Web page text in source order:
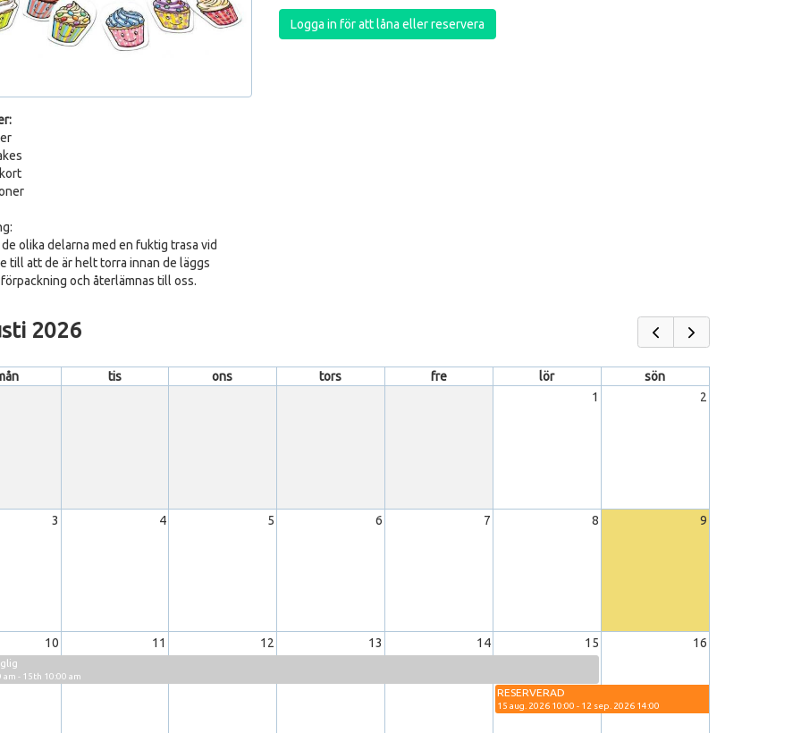
de olika delarna med en fuktig trasa vid
till att de är helt torra innan de läggs
och återlämnas till oss.
Logga in för att låna eller reservera
2026
tis ons tors fre lör
sön
1
2
3 4 5 6 7 8 9
10 11 12 13 14 15 16
am - 15th 10:00 am
RESERVERAD
15 aug. 2026 10:00 - 12 sep. 2026 14:00